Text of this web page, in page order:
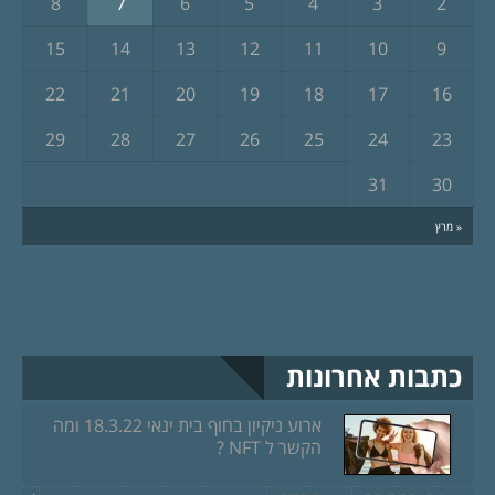
« מרץ
9
10
11
12
13
14
15
16
17
18
19
20
21
22
23
24
25
26
27
28
29
30
31
כתבות אחרונות
ארוע ניקיון בחוף בית ינאי 18.3.22 ומה
הקשר ל NFT ?